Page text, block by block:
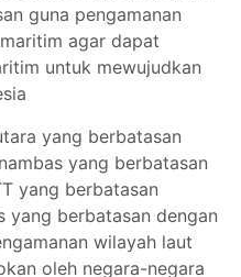
guna pengamanan
agar dapat
untuk mewujudkan
yang berbatasan
yang berbatasan
yang berbatasan
yang berbatasan dengan
wilayah laut
oleh negara-negara